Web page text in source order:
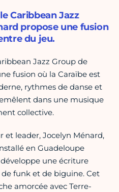
Caribbean Jazz
propose une fusion
du jeu.
Jazz Group de
fusion où la Caraïbe est
rythmes de danse et
dans une musique
collective.
et leader, Jocelyn Ménard,
en Guadeloupe
une écriture
funk et de biguine. Cet
amorcée avec Terre-